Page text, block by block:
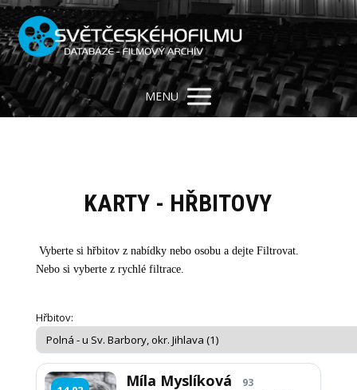
MENU
KARTY - HŘBITOVY
Vyberte si hřbitov z nabídky nebo osobu a dejte Filtrovat.
Nebo si vyberte z rychlé filtrace.
Hřbitov:
Míla Myslíková 93